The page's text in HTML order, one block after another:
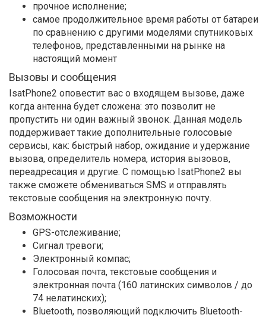
прочное исполнение;
самое продолжительное время работы от батареи
по сравнению с другими моделями спутниковых
телефонов, представленными на рынке на
настоящий момент
Вызовы и сообщения
IsatPhone2 оповестит вас о входящем вызове, даже
когда антенна будет сложена: это позволит не
пропустить ни один важный звонок. Данная модель
поддерживает такие дополнительные голосовые
сервисы, как: быстрый набор, ожидание и удержание
вызова, определитель номера, история вызовов,
переадресация и другие. С помощью IsatPhone2 вы
также сможете обмениваться SMS и отправлять
текстовые сообщения на электронную почту.
Возможности
GPS-отслеживание;
Сигнал тревоги;
Электронный компас;
Голосовая почта, текстовые сообщения и
электронная почта (160 латинских символов / до
74 нелатинских);
Bluetooth, позволяющий подключить Bluetooth-